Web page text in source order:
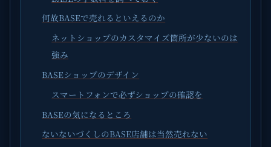
何故BASEで売れるといえるのか
ネットショップのカスタマイズ箇所が少ないのは
強み
BASEショップのデザイン
スマートフォンで必ずショップの確認を
BASEの気になるところ
ないないづくしのBASE店舗は当然売れない